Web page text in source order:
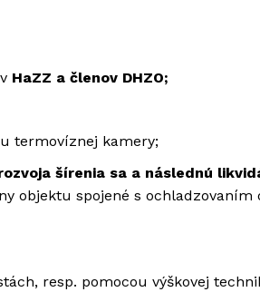
HaZZ a členov DHZO;
termovíznej kamery;
šírenia sa a následnú
objektu spojené s ochladzovaním
resp. pomocou výškovej